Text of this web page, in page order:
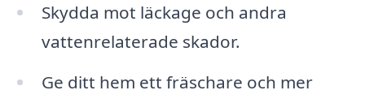
Skydda mot läckage och andra
vattenrelaterade skador.
Ge ditt hem ett fräschare och mer